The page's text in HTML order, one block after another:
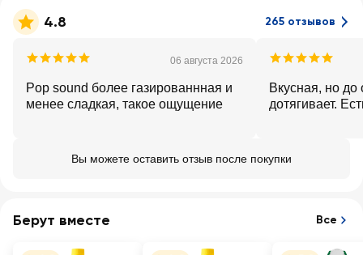
4.8 265 отзывов
06 августа 2026
Pop sound более газированнная и
менее сладкая, такое ощущение
Вкусная, но до
дотягивает.
Вы можете оставить отзыв после покупки
Берут вместе Все